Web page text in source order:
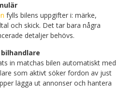
fylls bilens uppgifter i: märke,
och skick. Det tar bara några
detaljer behövs.
in matchas bilen automatiskt med
som aktivt söker fordon av just
lägga ut annonser och hantera